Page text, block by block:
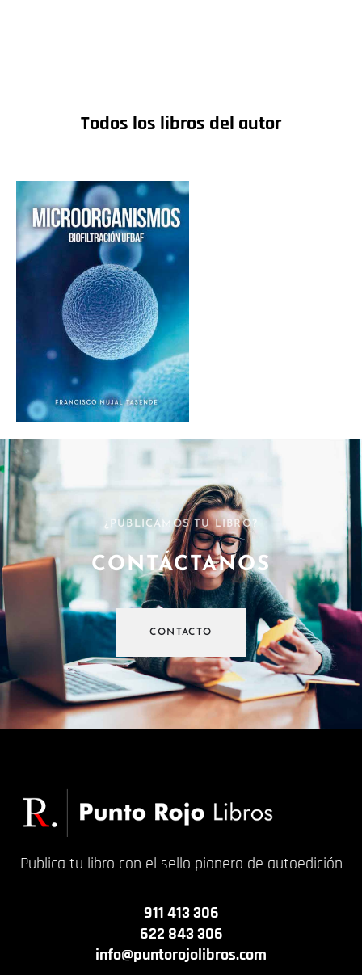
Todos los libros del autor
¿PUBLICAMOS TU LIBRO?
CONTÁCTANOS
CONTACTO
Publica tu libro con el sello pionero de autoedición
911 413 306
622 843 306
info@puntorojolibros.com